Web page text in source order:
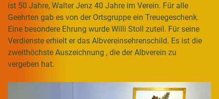
ist 50 Jahre, Walter Jenz 40 Jahre im Verein. Für alle
Geehrten gab es von der Ortsgruppe ein Treuegeschenk.
Eine besondere Ehrung wurde Willi Stoll zuteil. Für seine
Verdienste erhielt er das Albvereinsehrenschild. Es ist die
zweithöchste Auszeichnung , die der Albverein zu
vergeben hat.